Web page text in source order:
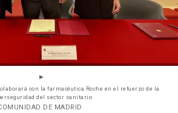
con la farmacéutica Roche en el refuerzo de la
del sector sanitario
DE MADRID